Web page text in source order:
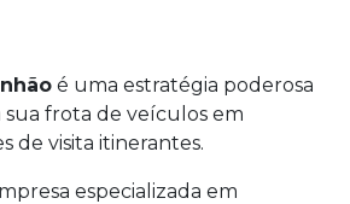
é uma estratégia poderosa
sua frota de veículos em
de visita itinerantes.
especializada em